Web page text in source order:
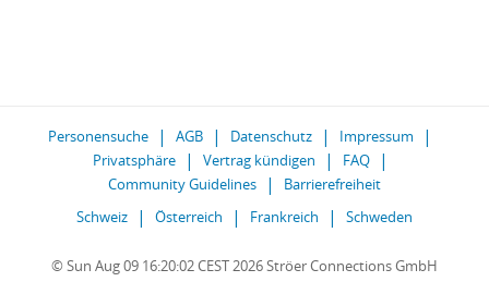
Personensuche AGB Datenschutz
Impressum
Privatsphäre
Vertrag kündigen
FAQ
Community Guidelines
Barrierefreiheit
Schweiz
Österreich Frankreich Schweden
© Sun Aug 09 16:20:02 CEST 2026 Ströer Connections GmbH